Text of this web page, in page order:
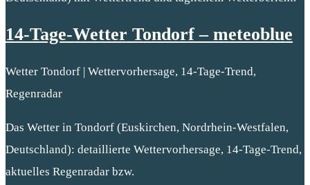
14-Tage-Wetter Tondorf – meteoblue
Wetter Tondorf | Wettervorhersage, 14-Tage-Trend,
Regenradar
Das Wetter in Tondorf (Euskirchen, Nordrhein-Westfalen,
Deutschland): detaillierte Wettervorhersage, 14-Tage-Trend,
aktuelles Regenradar bzw.